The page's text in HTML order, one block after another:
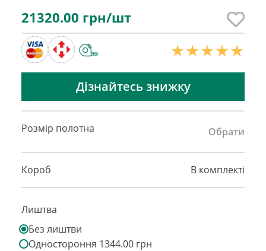
21320.00 грн/шт
Дізнайтесь знижку
Розмір полотна Обрати
Короб В комплекті
Лиштва
Без лиштви
Одностороння 1344.00 грн